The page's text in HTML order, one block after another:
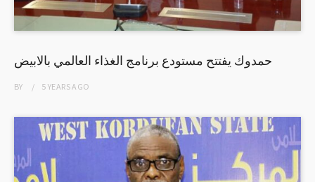
حمدوك يفتتح مستودع برنامج الغذاء العالمي بالابيض
BY 5 YEARSAGO